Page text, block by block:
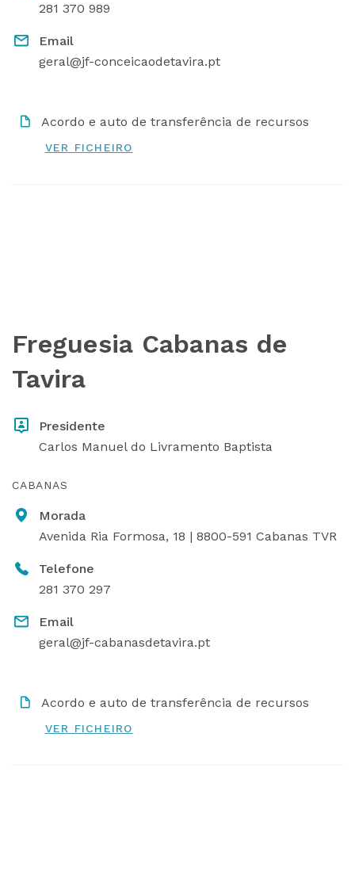
281 370 989
Email
geral@jf-conceicaodetavira.pt
Acordo e auto de transferência de recursos
Freguesia Cabanas de
Tavira
Presidente
Carlos Manuel do Livramento Baptista
CABANAS
Morada
Avenida Ria Formosa, 18 | 8800-591 Cabanas TVR
Telefone
281 370 297
Email
geral@jf-cabanasdetavira.pt
Acordo e auto de transferência de recursos